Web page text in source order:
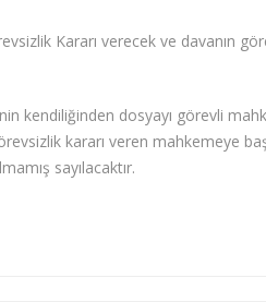
Kararı verecek ve davanın
kendiliğinden dosyayı görevli
kararı veren mahkemeye
sayılacaktır.